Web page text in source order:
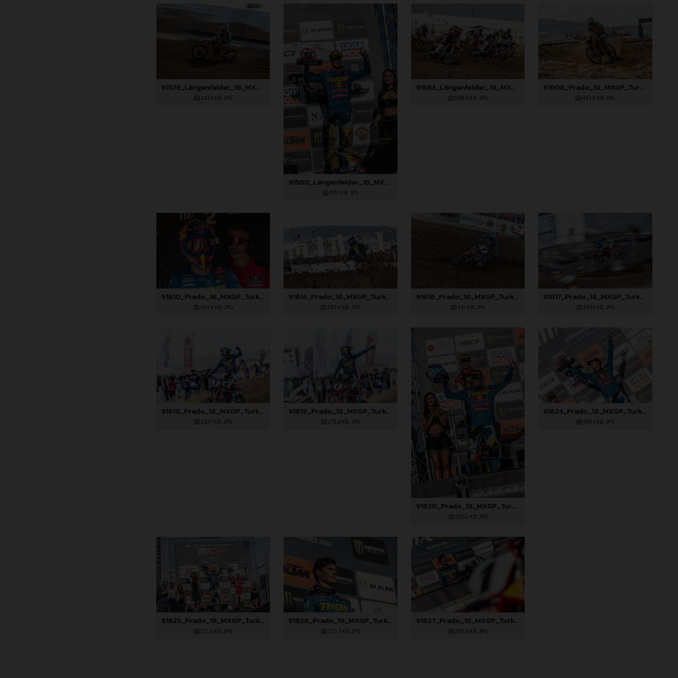
91579_Längenfelder_18_MXGP_Turkey_2024_22A2970
247,4 KB .JPG
91580_Längenfelder_18_MXGP_Turkey_2024_22A3259
471,1 KB .JPG
91583_Längenfelder_18_MXGP_Turkey_2024_22A8033
508,3 KB .JPG
91608_Prado_18_MXGP_Turkey_2024_22A1105
443,8 KB .JPG
91610_Prado_18_MXGP_Turkey_2024_22A3416
334,4 KB .JPG
91614_Prado_18_MXGP_Turkey_2024_22A3528
293,4 KB .JPG
91616_Prado_18_MXGP_Turkey_2024_22A3886
410 KB .JPG
91617_Prado_18_MXGP_Turkey_2024_22A4502
249,1 KB .JPG
91618_Prado_18_MXGP_Turkey_2024_22A4753
297,7 KB .JPG
91619_Prado_18_MXGP_Turkey_2024_22A4760
275,8 KB .JPG
91620_Prado_18_MXGP_Turkey_2024_22A4845
430,2 KB .JPG
91624_Prado_18_MXGP_Turkey_2024_22A4923
435,1 KB .JPG
91625_Prado_18_MXGP_Turkey_2024_22A4972
531,3 KB .JPG
91626_Prado_18_MXGP_Turkey_2024_22A4986
253,7 KB .JPG
91627_Prado_18_MXGP_Turkey_2024_22A5046
295,8 KB .JPG